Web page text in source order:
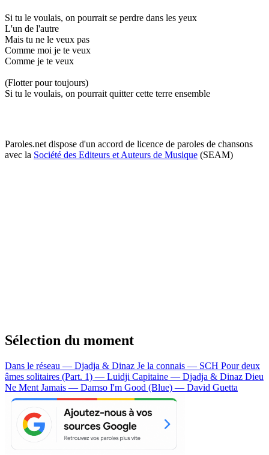
Si tu le voulais, on pourrait se perdre dans les yeux
L'un de l'autre
Mais tu ne le veux pas
Comme moi je te veux
Comme je te veux
(Flotter pour toujours)
Si tu le voulais, on pourrait quitter cette terre ensemble
Paroles.net dispose d'un accord de licence de paroles de chansons
avec la Société des Editeurs et Auteurs de Musique (SEAM)
Sélection du moment
Dans le réseau — Djadja & Dinaz Je la connais — SCH Pour deux
âmes solitaires (Part. 1) — Luidji Capitaine — Djadja & Dinaz Dieu
Ne Ment Jamais — Damso I'm Good (Blue) — David Guetta